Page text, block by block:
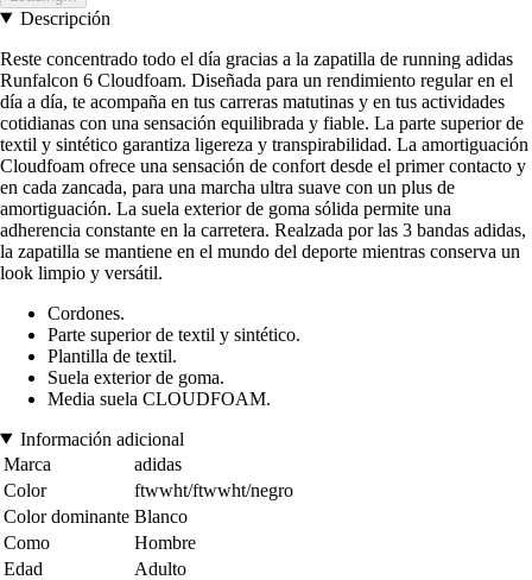
Descripción
Reste concentrado todo el día gracias a la zapatilla de running adidas
Runfalcon 6 Cloudfoam. Diseñada para un rendimiento regular en el
día a día, te acompaña en tus carreras matutinas y en tus actividades
cotidianas con una sensación equilibrada y fiable. La parte superior de
textil y sintético garantiza ligereza y transpirabilidad. La amortiguación
Cloudfoam ofrece una sensación de confort desde el primer contacto y
en cada zancada, para una marcha ultra suave con un plus de
amortiguación. La suela exterior de goma sólida permite una
adherencia constante en la carretera. Realzada por las 3 bandas adidas,
la zapatilla se mantiene en el mundo del deporte mientras conserva un
look limpio y versátil.
Cordones.
Parte superior de textil y sintético.
Plantilla de textil.
Suela exterior de goma.
Media suela CLOUDFOAM.
Información adicional
Marca
adidas
Color
ftwwht/ftwwht/negro
Color dominante Blanco
Como
Hombre
Edad
Adulto